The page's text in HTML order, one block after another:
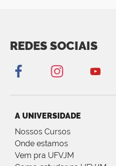
REDES SOCIAIS
A UNIVERSIDADE
Nossos Cursos
Onde estamos
Vem pra UFVJM